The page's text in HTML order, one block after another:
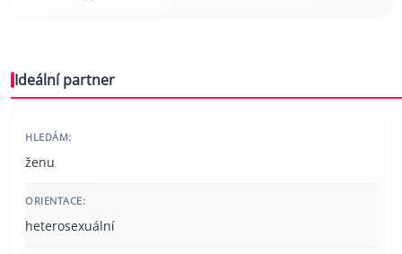
Ideální partner
HLEDÁM:
ženu
ORIENTACE:
heterosexuální